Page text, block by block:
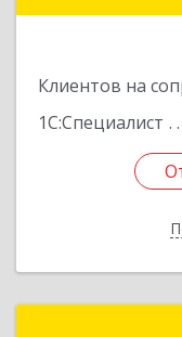
Клиентов на
1С:Специалист